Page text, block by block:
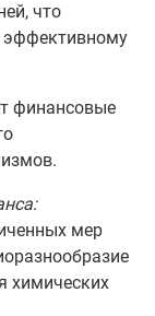
что
эффективному
финансовые
мер
химических